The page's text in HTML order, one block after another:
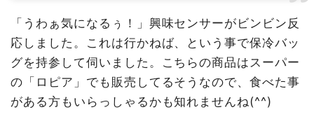
「うわぁ気になるぅ！」興味センサーがビンビン反
応しました。これは行かねば、という事で保冷バッ
グを持参して伺いました。こちらの商品はスーパー
の「ロピア」でも販売してるそうなので、食べた事
がある方もいらっしゃるかも知れませんね(^^)